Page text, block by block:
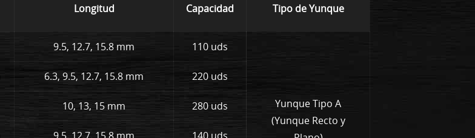
Longitud Capacidad Tipo de Yunque
9.5, 12.7, 15.8 mm 110 uds
Yunque Tipo A
(Yunque Recto y
6.3, 9.5, 12.7, 15.8 mm 220 uds
10, 13, 15 mm 280 uds